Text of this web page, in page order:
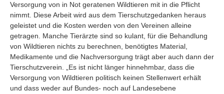
Versorgung von in Not geratenen Wildtieren mit in die Pflicht
nimmt. Diese Arbeit wird aus dem Tierschutzgedanken heraus
geleistet und die Kosten werden von den Vereinen alleine
getragen. Manche Tierärzte sind so kulant, für die Behandlung
von Wildtieren nichts zu berechnen, benötigtes Material,
Medikamente und die Nachversorgung trägt aber auch dann der
Tierschutzverein. „Es ist nicht länger hinnehmbar, dass die
Versorgung von Wildtieren politisch keinen Stellenwert erhält
und dass weder auf Bundes- noch auf Landesebene